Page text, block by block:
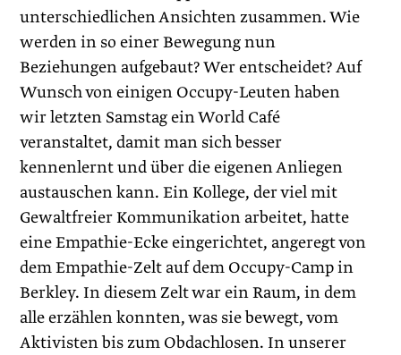
unterschiedlichen Ansichten zusammen. Wie
werden in so einer Bewegung nun
Beziehungen aufgebaut? Wer entscheidet? Auf
Wunsch von einigen Occupy-Leuten haben
wir letzten Samstag ein World Café
veranstaltet, damit man sich besser
kennenlernt und über die eigenen Anliegen
austauschen kann. Ein Kollege, der viel mit
Gewaltfreier Kommunikation arbeitet, hatte
eine Empathie-Ecke eingerichtet, angeregt von
dem Empathie-Zelt auf dem Occupy-Camp in
Berkley. In diesem Zelt war ein Raum, in dem
alle erzählen konnten, was sie bewegt, vom
Aktivisten bis zum Obdachlosen. In unserer